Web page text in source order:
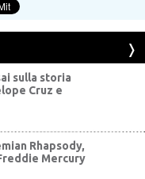
sulla storia
Cruz e
Rhapsody,
Mercury